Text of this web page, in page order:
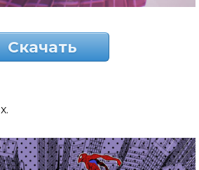
Скачать